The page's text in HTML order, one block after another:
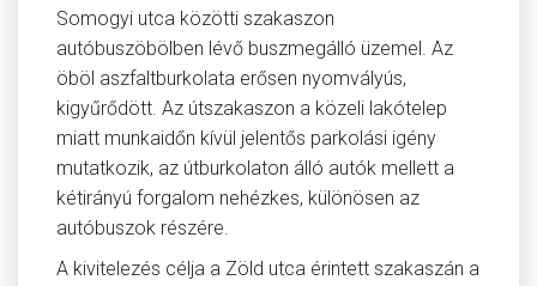
Somogyi utca közötti szakaszon
autóbuszöbölben lévő buszmegálló üzemel. Az
öböl aszfaltburkolata erősen nyomvályús,
kigyűrődött. Az útszakaszon a közeli lakótelep
miatt munkaidőn kívül jelentős parkolási igény
mutatkozik, az útburkolaton álló autók mellett a
kétirányú forgalom nehézkes, különösen az
autóbuszok részére.
A kivitelezés célja a Zöld utca érintett szakaszán a